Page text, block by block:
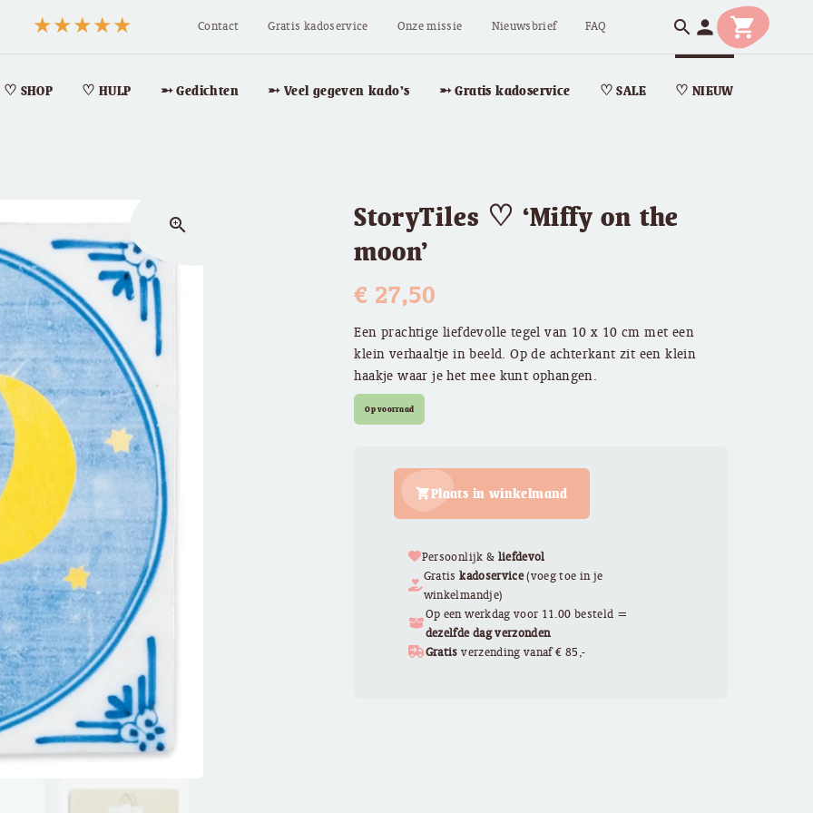
Contact Gratis kadoservice Onze missie Nieuwsbrief FAQ search person shopping_cart
♡ SHOP ♡ HULP ➵ Gedichten ➵ Veel gegeven kado’s ➵ Gratis kadoservice ♡ SALE ♡ NIEUW
zoom_in
StoryTiles ♡ ‘Miffy on the
moon’
€ 27,50
Een prachtige liefdevolle tegel van 10 x 10 cm met een
klein verhaaltje in beeld. Op de achterkant zit een klein
haakje waar je het mee kunt ophangen.
Op voorraad
Plaats in winkelmand
Persoonlijk & liefdevol
Gratiskadoservice(voeg toe in je
winkelmandje)
Op een werkdag voor 11.00 besteld =
dezelfde dag verzonden
Gratis verzending vanaf € 85,-